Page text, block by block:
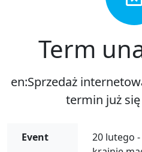
Term
en:Sprzedaż
termin już się
Event
20 lutego -